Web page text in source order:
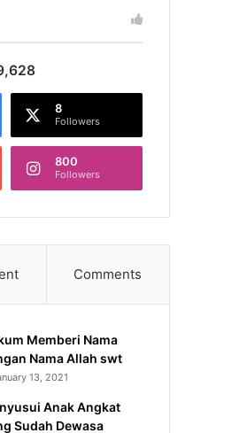
8
Followers
800
Followers
Comments
Memberi Nama
Nama Allah swt
13, 2021
Anak Angkat
Sudah Dewasa